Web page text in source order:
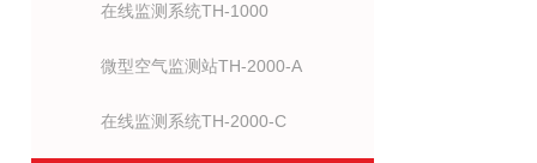
在线监测系统TH-1000
微型空气监测站TH-2000-A
在线监测系统TH-2000-C